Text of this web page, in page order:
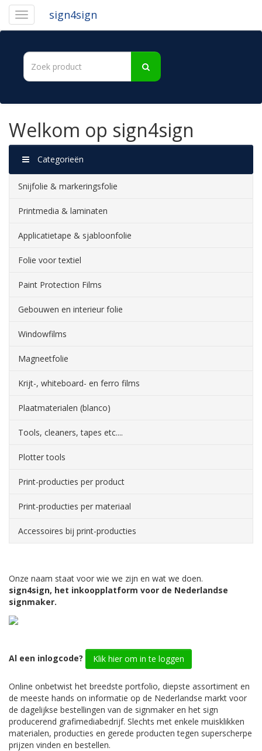
sign4sign
Welkom op sign4sign
Categorieën
Snijfolie & markeringsfolie
Printmedia & laminaten
Applicatietape & sjabloonfolie
Folie voor textiel
Paint Protection Films
Gebouwen en interieur folie
Windowfilms
Magneetfolie
Krijt-, whiteboard- en ferro films
Plaatmaterialen (blanco)
Tools, cleaners, tapes etc....
Plotter tools
Print-producties per product
Print-producties per materiaal
Accessoires bij print-producties
Onze naam staat voor wie we zijn en wat we doen.
sign4sign, het inkoopplatform voor de Nederlandse
signmaker.
Al een inlogcode? Klik hier om in te loggen
Online onbetwist het breedste portfolio, diepste assortiment en
de meeste hands on informatie op de Nederlandse markt voor
de dagelijkse bestellingen van de signmaker en het sign
producerend grafimediabedrijf. Slechts met enkele muisklikken
materialen, producties en gerede producten tegen superscherpe
prijzen vinden en bestellen.